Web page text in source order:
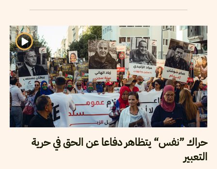
حراك ”نفس“ يتظاهر دفاعا عن الحق في حرية
التعبير